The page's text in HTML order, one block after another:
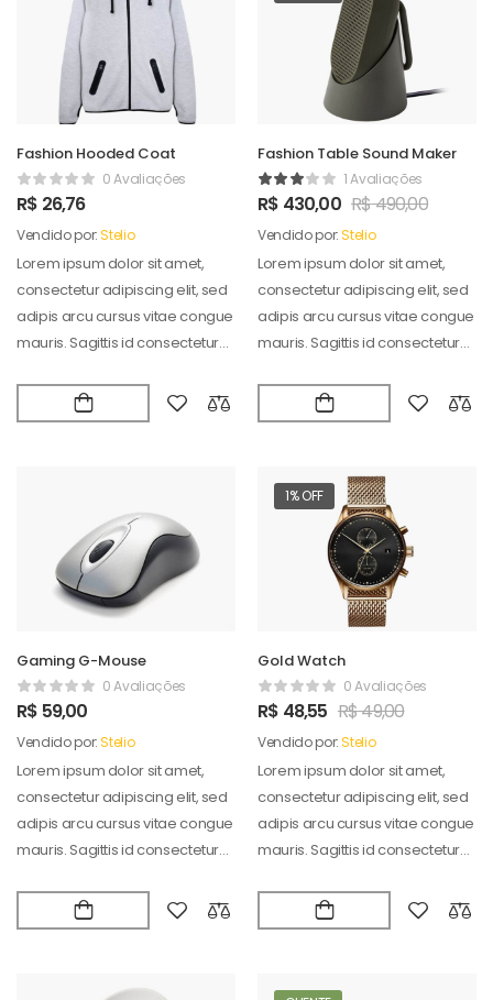
Fashion Hooded Coat
0 Avaliações
R$ 26,76
Vendido por:Stelio
Lorem ipsum dolor sit amet,
consectetur adipiscing elit, sed
adipis arcu cursus vitae congue
mauris. Sagittis id consectetur
Fashion Table Sound Maker
1 Avaliações
R$ 430,00 R$490,00
Vendido por:Stelio
Lorem ipsum dolor sit amet,
consectetur adipiscing elit, sed
adipis arcu cursus vitae congue
mauris. Sagittis id consectetur
Gaming G-Mouse
0 Avaliações
R$ 59,00
Vendido por:Stelio
Lorem ipsum dolor sit amet,
consectetur adipiscing elit, sed
adipis arcu cursus vitae congue
mauris. Sagittis id consectetur
1% OFF
Gold Watch
0 Avaliações
R$ 48,55 R$49,00
Vendido por:Stelio
Lorem ipsum dolor sit amet,
consectetur adipiscing elit, sed
adipis arcu cursus vitae congue
mauris. Sagittis id consectetur